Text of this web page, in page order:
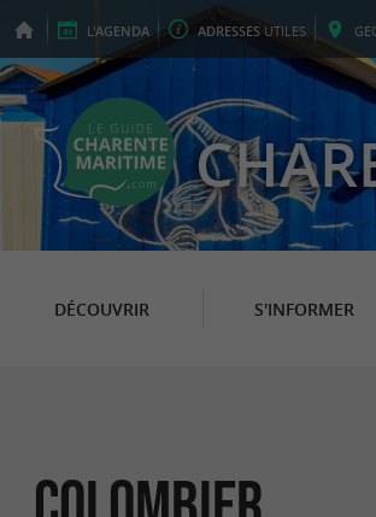
L'AGENDA ADRESSES UTILES
DÉCOUVRIR S'INFORMER